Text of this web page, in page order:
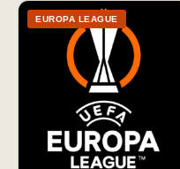
EUROPA LEAGUE